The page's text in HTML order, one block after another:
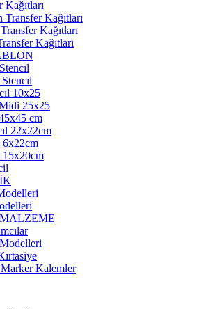
Transfer Kağıtları
Kağıtları
Kağıtları
10x25
25x25
cm
22x22cm
6x22cm
15x20cm
Kalemler